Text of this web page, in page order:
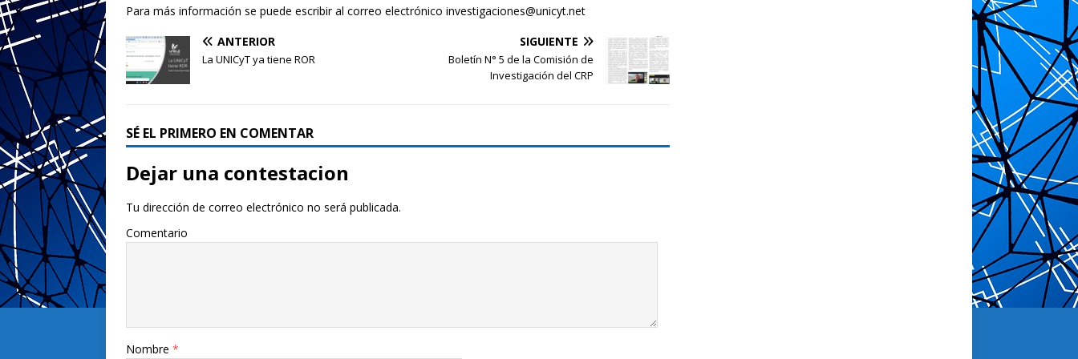
Para más información se puede escribir al correo electrónico investigaciones@unicyt.net
ANTERIOR
La UNICyT ya tiene ROR
SIGUIENTE
Boletín N° 5 de la Comisión de
Investigación del CRP
SÉ EL PRIMERO EN COMENTAR
Dejar una contestacion
Tu dirección de correo electrónico no será publicada.
Comentario
Nombre *